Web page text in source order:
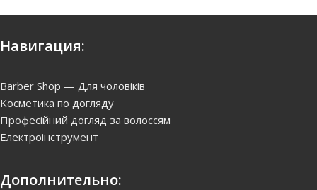
Навигация:
Barber Shop — Для чоловіків
Kосметика по догляду
Професійний догляд за волоссям
Електроінструмент
Дополнительно: